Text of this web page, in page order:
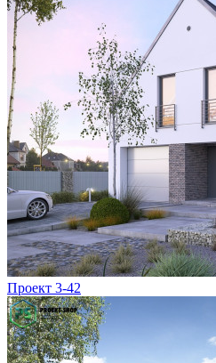
Проект 3-42